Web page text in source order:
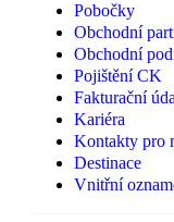
Pobočky
Obchodní
Obchodní
Pojištění CK
Fakturační
Kariéra
Kontakty pro
Destinace
Vnitřní